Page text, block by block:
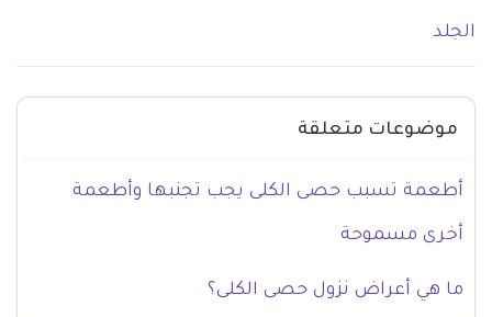
الجلد
موضوعات متعلقة
أطعمة تسبب حصى الكلى يجب تجنبها وأطعمة
أخرى مسموحة
ما هي أعراض نزول حصى الكلى؟